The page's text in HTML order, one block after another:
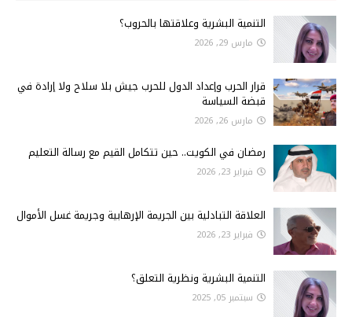
التنمية البشرية وعلاقتها بالحروب؟
مارس 29, 2026
قرار الحرب وإعداد الدول للحرب جيش بلا سلاح ولا إرادة في
قبضة السياسة
مارس 26, 2026
رمضان في الكويت.. حين تتكامل القيم مع رسالة التعليم
فبراير 23, 2026
العلاقة التبادلية بين الجريمة الإرهابية وجريمة غسل الأموال
فبراير 23, 2026
التنمية البشرية ونظرية التعلق؟
سبتمبر 05, 2025